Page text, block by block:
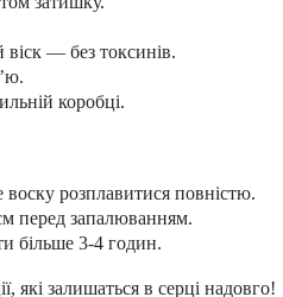
— без токсинів.
коробці.
розплавитися повністю.
перед запалюванням.
більше 3-4 годин.
які залишаться в серці надовго!